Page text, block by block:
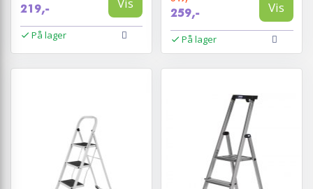
219,-
På lager
259,- Vis
På lager